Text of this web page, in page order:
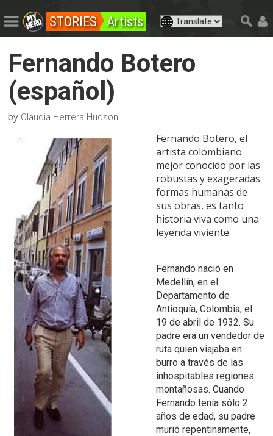
STORIES Artists
Fernando Botero
(español)
by Claudia Herrera Hudson
Fernando Botero, el
artista colombiano
mejor conocido por las
robustas y exageradas
formas humanas de
sus obras, es tanto
historia viva como una
leyenda viviente.
Fernando nació en
Medellín, en el
Departamento de
Antioquía, Colombia, el
19 de abril de 1932. Su
padre era un vendedor de
ruta quien viajaba en
burro a través de las
inhospitables regiones
montañosas. Cuando
Fernando tenía sólo 2
años de edad, su padre
murió repentinamente,